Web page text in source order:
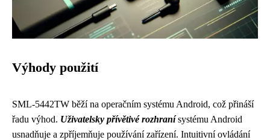
Výhody použití
SML-5442TW běží na operačním systému Android, což přináší
řadu výhod. Uživatelsky přívětivé rozhranísystému Android
usnadňuje a zpříjemňuje používání zařízení. Intuitivní ovládání